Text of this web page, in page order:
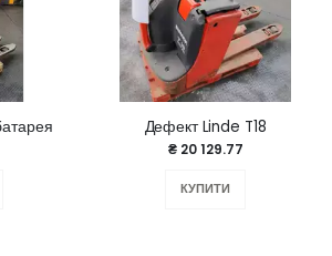
Дефект Linde T18
₴ 20 129.77
КУПИТИ